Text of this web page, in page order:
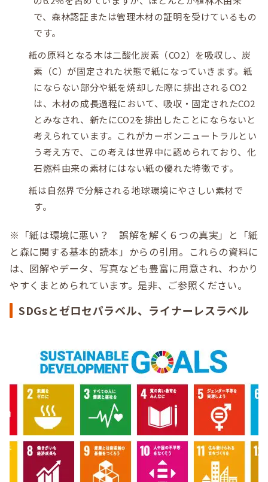
で、森林認証または管理木材の証明を受けているもの
です。
紙の原料となる木は二酸化炭素（CO2）を吸収し、炭
素（C）が固定された状態で紙になっていきます。紙
にならない部分や紙を焼却した際に排出されるCO2
は、木材の成長過程において、吸収・固定されたCO2
とみなされ、新たにCO2を排出したことにならないと
考えられています。これがカーボンニュートラルとい
う考え方で、この考えは世界中に認められており、化
石燃料由来の素材にはない紙の優れた特徴です。
紙は自然界で分解される地球環境にやさしい素材で
す。
※「紙は環境に悪い？ 誤解を解く６つの真実」と「紙
と森に関する基本的読本」からの引用。これらの資料に
は、図解やデータ、写真なども豊富に用意され、わかり
やすくまとめられています。是非、ご参照ください。
SDGsとゼロセパラベル、ライナーレスラベル